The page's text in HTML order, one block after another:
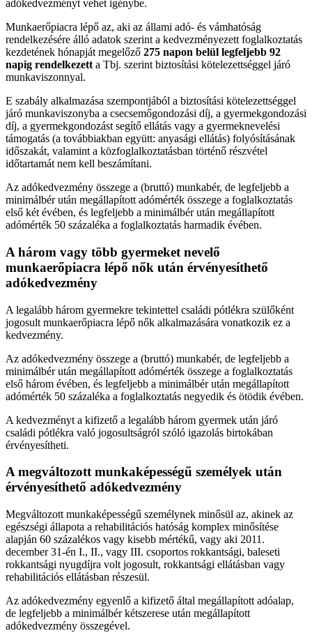
adókedvezményt vehet igénybe.
Munkaerőpiacra lépő az, aki az állami adó- és vámhatóság
rendelkezésére álló adatok szerint a kedvezményezett foglalkoztatás
kezdetének hónapját megelőző 275 napon belül legfeljebb 92
napig rendelkezett a Tbj. szerint biztosítási kötelezettséggel járó
munkaviszonnyal.
E szabály alkalmazása szempontjából a biztosítási kötelezettséggel
járó munkaviszonyba a csecsemőgondozási díj, a gyermekgondozási
díj, a gyermekgondozást segítő ellátás vagy a gyermeknevelési
támogatás (a továbbiakban együtt: anyasági ellátás) folyósításának
időszakát, valamint a közfoglalkoztatásban történő részvétel
időtartamát nem kell beszámítani.
Az adókedvezmény összege a (bruttó) munkabér, de legfeljebb a
minimálbér után megállapított adómérték összege a foglalkoztatás
első két évében, és legfeljebb a minimálbér után megállapított
adómérték 50 százaléka a foglalkoztatás harmadik évében.
A három vagy több gyermeket nevelő
munkaerőpiacra lépő nők után érvényesíthető
adókedvezmény
A legalább három gyermekre tekintettel családi pótlékra szülőként
jogosult munkaerőpiacra lépő nők alkalmazására vonatkozik ez a
kedvezmény.
Az adókedvezmény összege a (bruttó) munkabér, de legfeljebb a
minimálbér után megállapított adómérték összege a foglalkoztatás
első három évében, és legfeljebb a minimálbér után megállapított
adómérték 50 százaléka a foglalkoztatás negyedik és ötödik évében.
A kedvezményt a kifizető a legalább három gyermek után járó
családi pótlékra való jogosultságról szóló igazolás birtokában
érvényesítheti.
A megváltozott munkaképességű személyek után
érvényesíthető adókedvezmény
Megváltozott munkaképességű személynek minősül az, akinek az
egészségi állapota a rehabilitációs hatóság komplex minősítése
alapján 60 százalékos vagy kisebb mértékű, vagy aki 2011.
december 31-én I., II., vagy III. csoportos rokkantsági, baleseti
rokkantsági nyugdíjra volt jogosult, rokkantsági ellátásban vagy
rehabilitációs ellátásban részesül.
Az adókedvezmény egyenlő a kifizető által megállapított adóalap,
de legfeljebb a minimálbér kétszerese után megállapított
adókedvezmény összegével.